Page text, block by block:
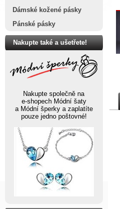
Dámské kožené pásky
Pánské pásky
Nakupte také a ušetřete!
Nakupte společně na
e-shopech Módní šaty
a Módní šperky a zaplatíte
pouze jedno poštovné!